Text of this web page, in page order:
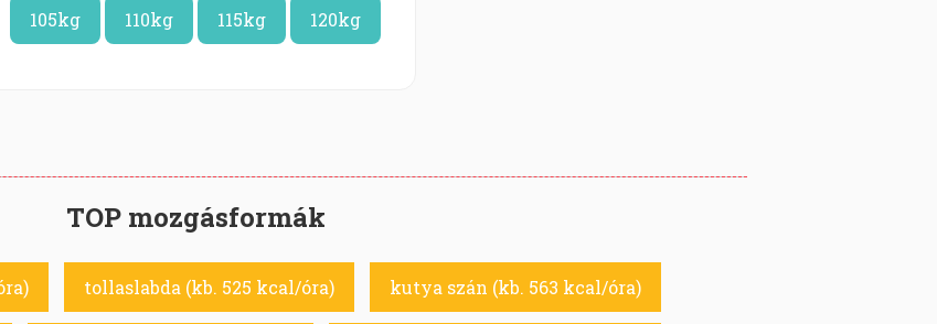
105kg 110kg 115kg 120kg
TOP mozgásformák
tollaslabda (kb. 525 kcal/óra) kutya szán (kb. 563 kcal/óra)